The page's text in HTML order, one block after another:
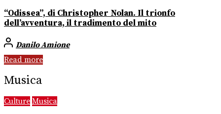
“Odissea”, di Christopher Nolan. Il trionfo
dell’avventura, il tradimento del mito
Danilo Amione
Read more
Musica
Culture Musica